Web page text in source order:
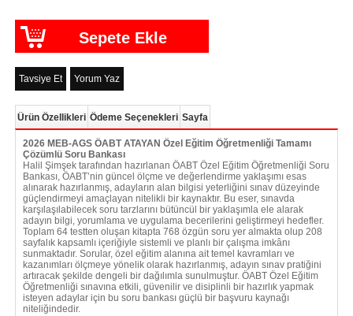
Tavsiye Et Yorum Yaz
Ürün Özellikleri Ödeme Seçenekleri Sayfa
2026 MEB-AGS ÖABT ATAYAN Özel Eğitim Öğretmenliği Tamamı
Çözümlü Soru Bankası
Halil Şimşek tarafından hazırlanan ÖABT Özel Eğitim Öğretmenliği Soru
Bankası, ÖABT’nin güncel ölçme ve değerlendirme yaklaşımı esas
alınarak hazırlanmış, adayların alan bilgisi yeterliğini sınav düzeyinde
güçlendirmeyi amaçlayan nitelikli bir kaynaktır. Bu eser, sınavda
karşılaşılabilecek soru tarzlarını bütüncül bir yaklaşımla ele alarak
adayın bilgi, yorumlama ve uygulama becerilerini geliştirmeyi hedefler.
Toplam 64 testten oluşan kitapta 768 özgün soru yer almakta olup 208
sayfalık kapsamlı içeriğiyle sistemli ve planlı bir çalışma imkânı
sunmaktadır. Sorular, özel eğitim alanına ait temel kavramları ve
kazanımları ölçmeye yönelik olarak hazırlanmış, adayın sınav pratiğini
artıracak şekilde dengeli bir dağılımla sunulmuştur. ÖABT Özel Eğitim
Öğretmenliği sınavına etkili, güvenilir ve disiplinli bir hazırlık yapmak
isteyen adaylar için bu soru bankası güçlü bir başvuru kaynağı
niteliğindedir.